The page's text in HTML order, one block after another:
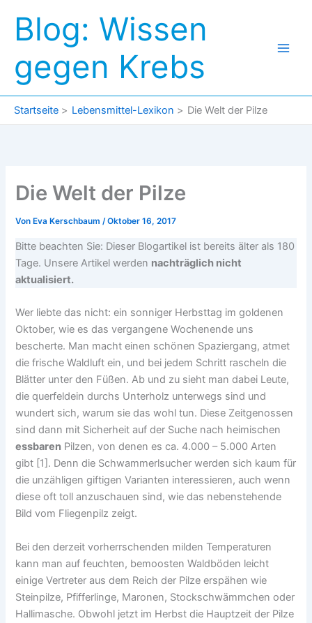
Inhalt
springen
Blog: Wissen
gegen Krebs
Startseite Lebensmittel-Lexikon Die Welt der Pilze
Die Welt der Pilze
Von Eva Kerschbaum/Oktober 16, 2017
Bitte beachten Sie: Dieser Blogartikel ist bereits älter als 180
Tage. Unsere Artikel werden nachträglich nicht
aktualisiert.
Wer liebte das nicht: ein sonniger Herbsttag im goldenen
Oktober, wie es das vergangene Wochenende uns
bescherte. Man macht einen schönen Spaziergang, atmet
die frische Waldluft ein, und bei jedem Schritt rascheln die
Blätter unter den Füßen. Ab und zu sieht man dabei Leute,
die querfeldein durchs Unterholz unterwegs sind und
wundert sich, warum sie das wohl tun. Diese Zeitgenossen
sind dann mit Sicherheit auf der Suche nach heimischen
essbaren Pilzen, von denen es ca. 4.000 – 5.000 Arten
gibt [1]. Denn die Schwammerlsucher werden sich kaum für
die unzähligen giftigen Varianten interessieren, auch wenn
diese oft toll anzuschauen sind, wie das nebenstehende
Bild vom Fliegenpilz zeigt.
Bei den derzeit vorherrschenden milden Temperaturen
kann man auf feuchten, bemoosten Waldböden leicht
einige Vertreter aus dem Reich der Pilze erspähen wie
Steinpilze, Pfifferlinge, Maronen, Stockschwämmchen oder
Hallimasche. Obwohl jetzt im Herbst die Hauptzeit der Pilze